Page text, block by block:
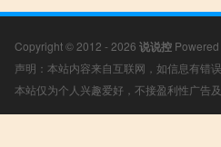
Copyright © 2012 - 2026 说说控
声明：本站内容来自互联网，如信息有错
本站仅为个人兴趣爱好，不接盈利性广告